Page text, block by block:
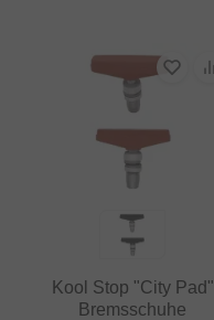
Kool Stop "City Pad"
Bremsschuhe